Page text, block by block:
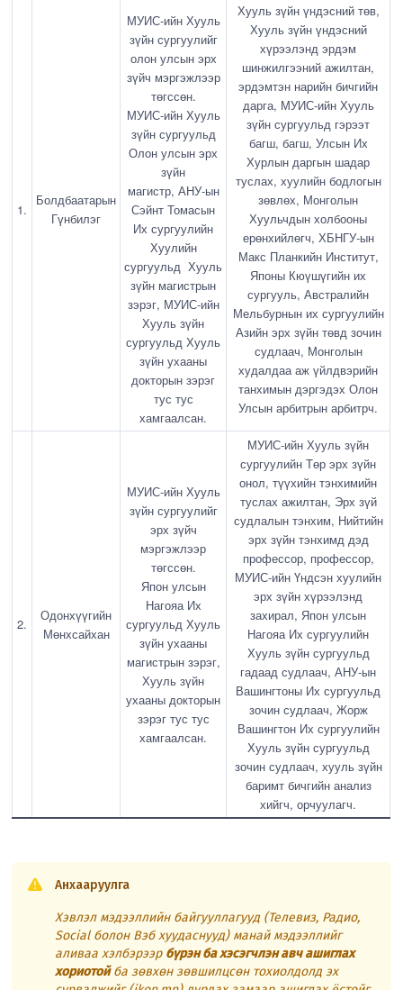
1.
Болдбаатарын
Гүнбилэг
МУИС-ийн Хууль
зүйн сургуулийг
олон улсын эрх
зүйч мэргэжлээр
төгссөн.
МУИС-ийн Хууль
зүйн сургуульд
Олон улсын эрх
зүйн
магистр, АНУ-ын
Сэйнт Томасын
Их сургуулийн
Хуулийн
сургуульд Хууль
зүйн магистрын
зэрэг, МУИС-ийн
Хууль зүйн
сургуульд Хууль
зүйн ухааны
докторын зэрэг
тус тус
хамгаалсан.
Хууль зүйн үндэсний төв,
Хууль зүйн үндэсний
хүрээлэнд эрдэм
шинжилгээний ажилтан,
эрдэмтэн нарийн бичгийн
дарга, МУИС-ийн Хууль
зүйн сургуульд гэрээт
багш, багш, Улсын Их
Хурлын даргын шадар
туслах, хуулийн бодлогын
зөвлөх, Монголын
Хуульчдын холбооны
ерөнхийлөгч, ХБНГУ-ын
Макс Планкийн Институт,
Японы Кюүшүгийн их
сургууль, Австралийн
Мельбурнын их сургуулийн
Азийн эрх зүйн төвд зочин
судлаач, Монголын
худалдаа аж үйлдвэрийн
танхимын дэргэдэх Олон
Улсын арбитрын арбитрч.
2.
Одонхүүгийн
Мөнхсайхан
МУИС-ийн Хууль
зүйн сургуулийг
эрх зүйч
мэргэжлээр
төгссөн.
Япон улсын
Нагояа Их
сургуульд Хууль
зүйн ухааны
магистрын зэрэг,
Хууль зүйн
ухааны докторын
зэрэг тус тус
хамгаалсан.
МУИС-ийн Хууль зүйн
сургуулийн Төр эрх зүйн
онол, түүхийн тэнхимийн
туслах ажилтан, Эрх зүй
судлалын тэнхим, Нийтийн
эрх зүйн тэнхимд дэд
профессор, профессор,
МУИС-ийн Үндсэн хуулийн
эрх зүйн хүрээлэнд
захирал, Япон улсын
Нагояа Их сургуулийн
Хууль зүйн сургуульд
гадаад судлаач, АНУ-ын
Вашингтоны Их сургуульд
зочин судлаач, Жорж
Вашингтон Их сургуулийн
Хууль зүйн сургуульд
зочин судлаач, хууль зүйн
баримт бичгийн анализ
хийгч, орчуулагч.
Анхааруулга
Хэвлэл мэдээллийн байгууллагууд (Телевиз, Радио,
Social болон Вэб хуудаснууд) манай мэдээллийг
аливаа хэлбэрээр бүрэн ба хэсэгчлэн авч ашиглах
хориотойба зөвхөн зөвшилцсөн тохиолдолд эх